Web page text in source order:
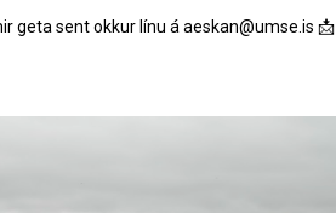
geta sent okkur línu á aeskan@umse.is 📩